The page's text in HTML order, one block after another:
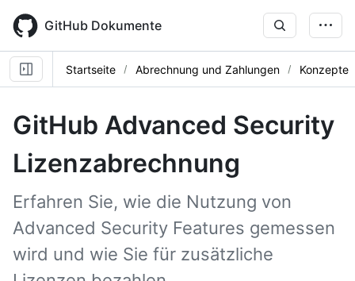
main
content
GitHub Dokumente
Startseite Abrechnung und Zahlungen Konzepte
GitHub Advanced Security
Lizenzabrechnung
Erfahren Sie, wie die Nutzung von
Advanced Security Features gemessen
wird und wie Sie für zusätzliche